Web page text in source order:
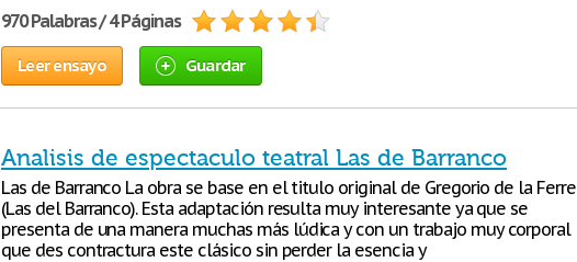
970 Palabras / 4 Páginas
Leer ensayo Guardar
Analisis de espectaculo teatral Las de Barranco
Las de Barranco La obra se base en el titulo original de Gregorio de la Ferre
(Las del Barranco). Esta adaptación resulta muy interesante ya que se
presenta de una manera muchas más lúdica y con un trabajo muy corporal
que des contractura este clásico sin perder la esencia y